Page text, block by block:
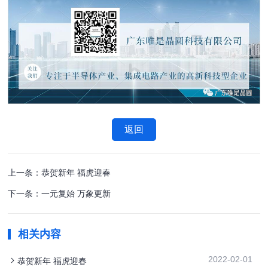
返回
上一条：恭贺新年 福虎迎春
下一条：一元复始 万象更新
相关内容
恭贺新年 福虎迎春 2022-02-01